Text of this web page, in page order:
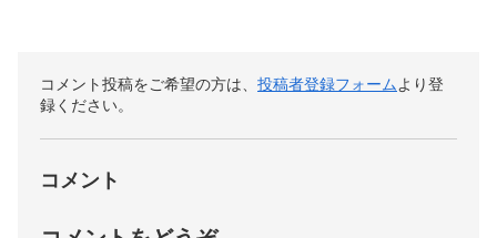
コメント投稿をご希望の方は、 投稿者登録フォーム より登
録ください。
コメント